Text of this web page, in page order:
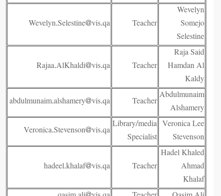
Wevelyn
Somejo
Selestine
Teacher
Wevelyn.Selestine@vis.qa
Raja Said
Hamdan Al
Kaldy
Teacher
Rajaa.AlKhaldi@vis.qa
Abdulmunaim
Alshamery
Teacher
abdulmunaim.alshamery@vis.qa
Veronica Lee
Stevenson
Library/media
Specialist
Veronica.Stevenson@vis.qa
Hadel Khaled
Ahmad
Khalaf
Teacher
hadeel.khalaf@vis.qa